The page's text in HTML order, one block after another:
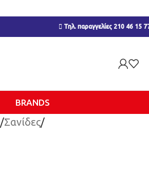
Τηλ. παραγγελίες 210 46 15
BRANDS
/Σανίδες/